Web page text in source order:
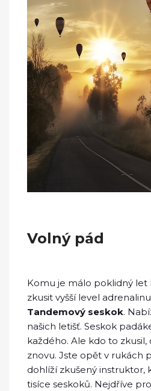
Volný pád
Komu je málo poklidný let
zkusit vyšší level
Tandemový seskok.
našich letišť. Seskok
každého. Ale kdo to zkusil,
znovu. Jste opět v rukách
dohlíží zkušený instruktor,
tisíce seskoků. Nejdříve